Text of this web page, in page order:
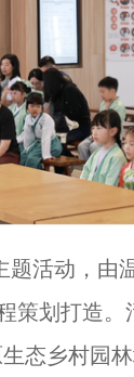
活动，由
策划打造
态乡村园